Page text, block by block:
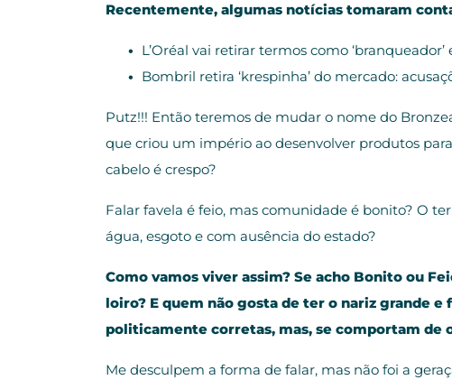
Recentemente, algumas notícias tomaram
L’Oréal vai retirar termos como
Bombril retira ‘krespinha’ do mercado:
Putz!!! Então teremos de mudar o nome do
que criou um império ao desenvolver produtos
cabelo é crespo?
Falar favela é feio, mas comunidade é bonito? O
água, esgoto e com ausência do estado?
Como vamos viver assim? Se acho Bonito ou
loiro? E quem não gosta de ter o nariz grande
politicamente corretas, mas, se comportam de
Me desculpem a forma de falar, mas não foi a